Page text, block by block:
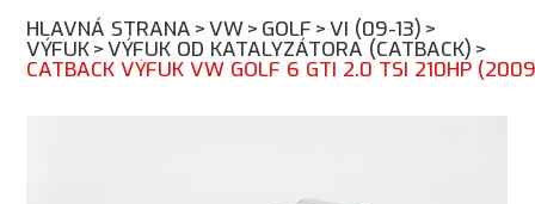
HLAVNÁ STRANA >VW> GOLF >VI (09-13) >
VÝFUK>VÝFUK OD KATALYZÁTORA (CATBACK) >